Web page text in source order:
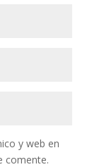
y web en
comente.